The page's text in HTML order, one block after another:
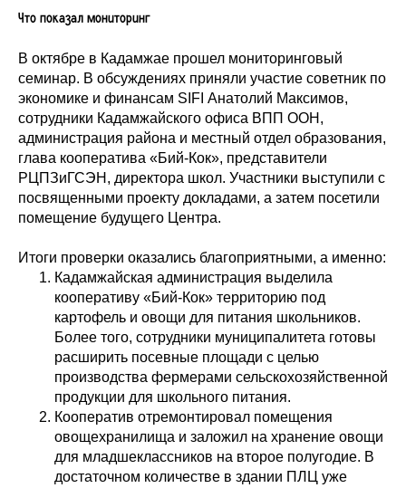
Что показал мониторинг
В октябре в Кадамжае прошел мониторинговый
семинар. В обсуждениях приняли участие советник по
экономике и финансам SIFI Анатолий Максимов,
сотрудники Кадамжайского офиса ВПП ООН,
администрация района и местный отдел образования,
глава кооператива «Бий-Кок», представители
РЦПЗиГСЭН, директора школ. Участники выступили с
посвященными проекту докладами, а затем посетили
помещение будущего Центра.
Итоги проверки оказались благоприятными, а именно:
Кадамжайская администрация выделила
кооперативу «Бий-Кок» территорию под
картофель и овощи для питания школьников.
Более того, сотрудники муниципалитета готовы
расширить посевные площади с целью
производства фермерами сельскохозяйственной
продукции для школьного питания.
Кооператив отремонтировал помещения
овощехранилища и заложил на хранение овощи
для младшеклассников на второе полугодие. В
достаточном количестве в здании ПЛЦ уже